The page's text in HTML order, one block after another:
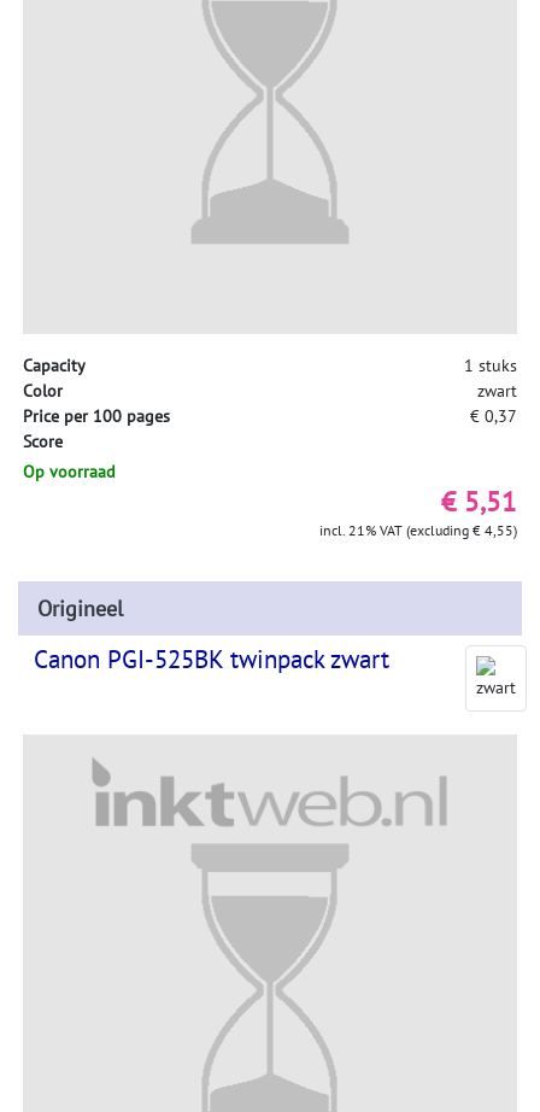
Capacity
1 stuks
Color
zwart
Price per 100 pages
€ 0,37
Score
Op voorraad
€ 5,51
incl. 21% VAT (excluding € 4,55)
Origineel
Canon PGI-525BK twinpack zwart